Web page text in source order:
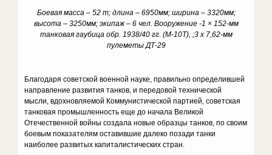
Боевая масса – 52 т; длина – 6950мм; ширина – 3320мм;
высота – 3250мм; экипаж – 6 чел. Вооружение -1 × 152-мм
танковая гаубица обр. 1938/40 гг. (М-10Т), ;3 х 7,62-мм
пулеметы ДТ-29
Благодаря советской военной науке, правильно определившей
направление развития танков, и передовой технической
мысли, вдохнов­ляемой Коммунистической партией, советская
танковая промышленность еще до начала Великой
Отечественной войны создала новые образцы танков, по своим
боевым показателям оставившие далеко позади танки
наиболее развитых капиталистических стран.